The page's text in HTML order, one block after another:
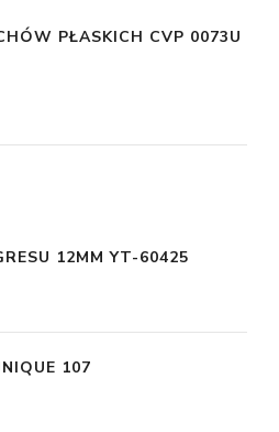
PŁASKICH CVP 0073U
12MM YT-60425
107